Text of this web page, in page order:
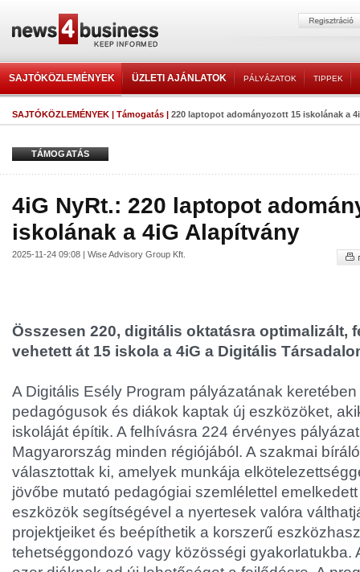
SAJTÓKÖZLEMÉNYEK ÜZLETI AJÁNLATOK PÁLYÁZATOK TIPPEK
SAJTÓKÖZLEMÉNYEK | Támogatás | 220 laptopot adományozott 15 iskolának a
TÁMOGATÁS
4iG NyRt.: 220 laptopot
iskolának a 4iG Alapítvány
2025-11-24 09:08 | Wise Advisory Group Kft.
Összesen 220, digitális oktatásra optimalizált,
vehetett át 15 iskola a 4iG a Digitális
A Digitális Esély Program pályázatának
pedagógusok és diákok kaptak új eszközöket,
iskoláját építik. A felhívásra 224 érvényes
Magyarország minden régiójából. A szakmai
választottak ki, amelyek munkája
jövőbe mutató pedagógiai szemlélettel
eszközök segítségével a nyertesek valóra
projektjeiket és beépíthetik a korszerű
tehetséggondozó vagy közösségi gyakorlatukba.